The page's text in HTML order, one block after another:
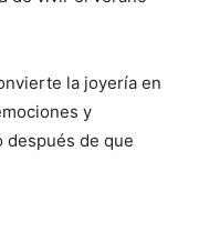
la joyería en
y
después de que